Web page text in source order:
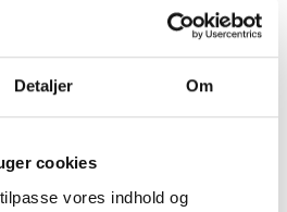
Detaljer Om
cookies
vores indhold og